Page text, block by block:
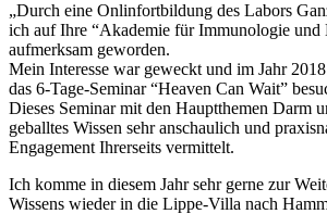
„Durch eine Onlinfortbildung des Labors
ich auf Ihre “Akademie für Immunologie und
aufmerksam geworden.
Mein Interesse war geweckt und im Jahr
das 6-Tage-Seminar “Heaven Can Wait”
Dieses Seminar mit den Hauptthemen Darm
geballtes Wissen sehr anschaulich und
Engagement Ihrerseits vermittelt.
Ich komme in diesem Jahr sehr gerne zur
Wissens wieder in die Lippe-Villa nach